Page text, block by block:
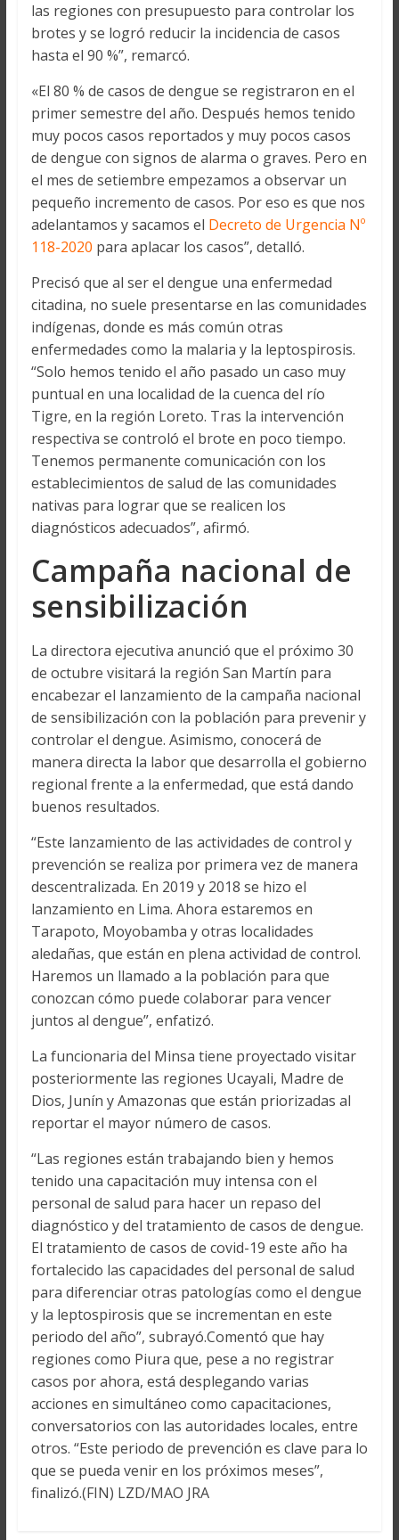
las regiones con presupuesto para controlar los
brotes y se logró reducir la incidencia de casos
hasta el 90 %”, remarcó.
«El 80 % de casos de dengue se registraron en el
primer semestre del año. Después hemos tenido
muy pocos casos reportados y muy pocos casos
de dengue con signos de alarma o graves. Pero en
el mes de setiembre empezamos a observar un
pequeño incremento de casos. Por eso es que nos
adelantamos y sacamos el Decreto de Urgencia Nº
118-2020 para aplacar los casos”, detalló.
Precisó que al ser el dengue una enfermedad
citadina, no suele presentarse en las comunidades
indígenas, donde es más común otras
enfermedades como la malaria y la leptospirosis.
“Solo hemos tenido el año pasado un caso muy
puntual en una localidad de la cuenca del río
Tigre, en la región Loreto. Tras la intervención
respectiva se controló el brote en poco tiempo.
Tenemos permanente comunicación con los
establecimientos de salud de las comunidades
nativas para lograr que se realicen los
diagnósticos adecuados”, afirmó.
Campaña nacional de
sensibilización
La directora ejecutiva anunció que el próximo 30
de octubre visitará la región San Martín para
encabezar el lanzamiento de la campaña nacional
de sensibilización con la población para prevenir y
controlar el dengue. Asimismo, conocerá de
manera directa la labor que desarrolla el gobierno
regional frente a la enfermedad, que está dando
buenos resultados.
“Este lanzamiento de las actividades de control y
prevención se realiza por primera vez de manera
descentralizada. En 2019 y 2018 se hizo el
lanzamiento en Lima. Ahora estaremos en
Tarapoto, Moyobamba y otras localidades
aledañas, que están en plena actividad de control.
Haremos un llamado a la población para que
conozcan cómo puede colaborar para vencer
juntos al dengue”, enfatizó.
La funcionaria del Minsa tiene proyectado visitar
posteriormente las regiones Ucayali, Madre de
Dios, Junín y Amazonas que están priorizadas al
reportar el mayor número de casos.
“Las regiones están trabajando bien y hemos
tenido una capacitación muy intensa con el
personal de salud para hacer un repaso del
diagnóstico y del tratamiento de casos de dengue.
El tratamiento de casos de covid-19 este año ha
fortalecido las capacidades del personal de salud
para diferenciar otras patologías como el dengue
y la leptospirosis que se incrementan en este
periodo del año”, subrayó.Comentó que hay
regiones como Piura que, pese a no registrar
casos por ahora, está desplegando varias
acciones en simultáneo como capacitaciones,
conversatorios con las autoridades locales, entre
otros. “Este periodo de prevención es clave para lo
que se pueda venir en los próximos meses”,
finalizó.(FIN) LZD/MAO JRA